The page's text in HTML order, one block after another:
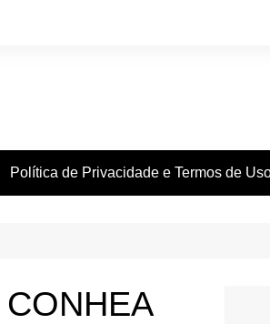
Política de Privacidade e Termos de